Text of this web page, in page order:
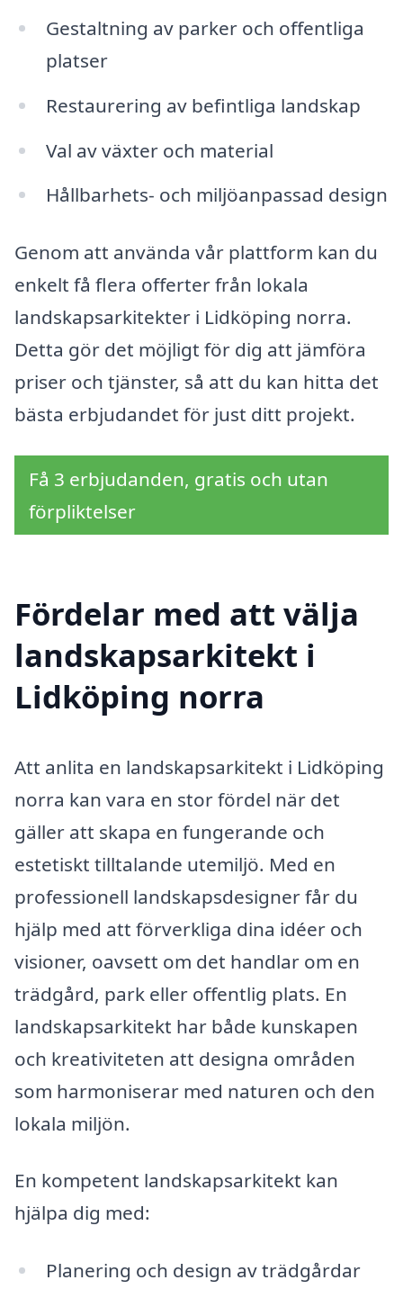
Gestaltning av parker och offentliga
platser
Restaurering av befintliga landskap
Val av växter och material
Hållbarhets- och miljöanpassad design
Genom att använda vår plattform kan du
enkelt få flera offerter från lokala
landskapsarkitekter i Lidköping norra.
Detta gör det möjligt för dig att jämföra
priser och tjänster, så att du kan hitta det
bästa erbjudandet för just ditt projekt.
Få 3 erbjudanden, gratis och utan
förpliktelser
Fördelar med att välja
landskapsarkitekt i
Lidköping norra
Att anlita en landskapsarkitekt i Lidköping
norra kan vara en stor fördel när det
gäller att skapa en fungerande och
estetiskt tilltalande utemiljö. Med en
professionell landskapsdesigner får du
hjälp med att förverkliga dina idéer och
visioner, oavsett om det handlar om en
trädgård, park eller offentlig plats. En
landskapsarkitekt har både kunskapen
och kreativiteten att designa områden
som harmoniserar med naturen och den
lokala miljön.
En kompetent landskapsarkitekt kan
hjälpa dig med:
Planering och design av trädgårdar